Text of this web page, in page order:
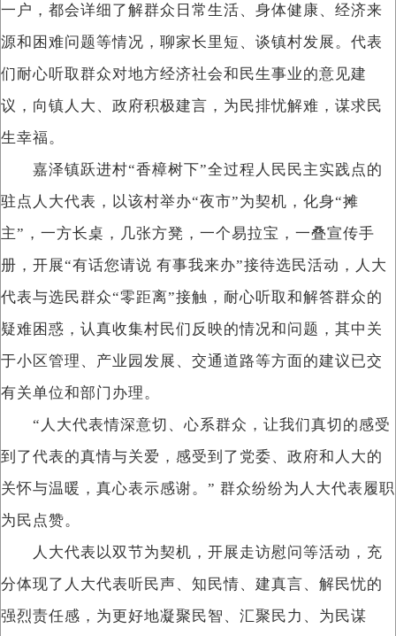
一户，都会详细了解群众日常生活、身体健康、经济来
源和困难问题等情况，聊家长里短、谈镇村发展。代表
们耐心听取群众对地方经济社会和民生事业的意见建
议，向镇人大、政府积极建言，为民排忧解难，谋求民
生幸福。
嘉泽镇跃进村“香樟树下”全过程人民民主实践点的
驻点人大代表，以该村举办“夜市”为契机，化身“摊
主”，一方长桌，几张方凳，一个易拉宝，一叠宣传手
册，开展“有话您请说 有事我来办”接待选民活动，人大
代表与选民群众“零距离”接触，耐心听取和解答群众的
疑难困惑，认真收集村民们反映的情况和问题，其中关
于小区管理、产业园发展、交通道路等方面的建议已交
有关单位和部门办理。
“人大代表情深意切、心系群众，让我们真切的感受
到了代表的真情与关爱，感受到了党委、政府和人大的
关怀与温暖，真心表示感谢。” 群众纷纷为人大代表履职
为民点赞。
人大代表以双节为契机，开展走访慰问等活动，充
分体现了人大代表听民声、知民情、建真言、解民忧的
强烈责任感，为更好地凝聚民智、汇聚民力、为民谋